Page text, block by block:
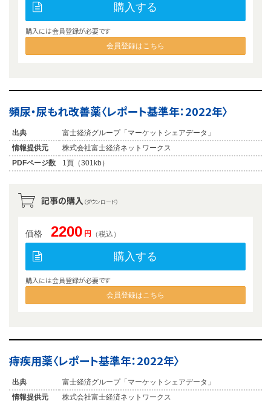
購入する
購入には会員登録が必要です
会員登録はこちら
頻尿・尿もれ改善薬〈レポート基準年：2022年〉
出典
富士経済グループ「マーケットシェアデータ」
情報提供元
株式会社富士経済ネットワークス
PDFページ数
1頁（301kb）
記事の購入 （ダウンロード）
価格 2200 円 （税込）
購入する
購入には会員登録が必要です
会員登録はこちら
痔疾用薬〈レポート基準年：2022年〉
出典
富士経済グループ「マーケットシェアデータ」
情報提供元
株式会社富士経済ネットワークス